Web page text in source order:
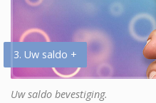
3. Uw saldo +
Uw saldo bevestiging.